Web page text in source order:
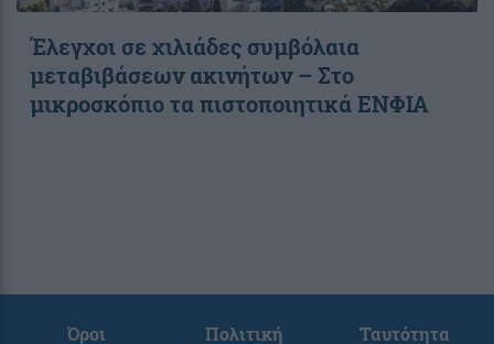
Έλεγχοι σε χιλιάδες συμβόλαια
μεταβιβάσεων ακινήτων – Στο
μικροσκόπιο τα πιστοποιητικά ΕΝΦΙΑ
Όροι
Πολιτική
Ταυτότητα